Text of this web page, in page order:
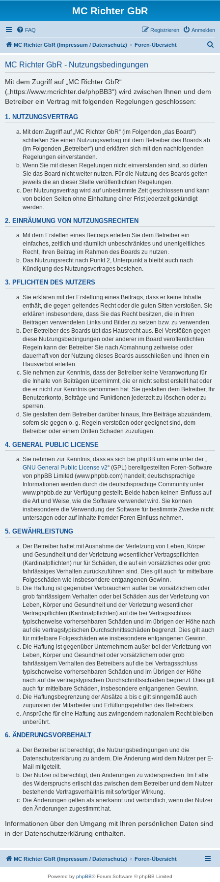
MC Richter GbR
FAQ Anmelden
Registrieren
MC Richter GbR (Impressum / Datenschutz) Foren-Übersicht
MC Richter GbR - Nutzungsbedingungen
Mit dem Zugriff auf „MC Richter GbR“
(„https://www.mcrichter.de/phpBB3“) wird zwischen Ihnen und dem
Betreiber ein Vertrag mit folgenden Regelungen geschlossen:
1. NUTZUNGSVERTRAG
Mit dem Zugriff auf „MC Richter GbR“ (im Folgenden „das Board“)
schließen Sie einen Nutzungsvertrag mit dem Betreiber des Boards ab
(im Folgenden „Betreiber“) und erklären sich mit den nachfolgenden
Regelungen einverstanden.
Wenn Sie mit diesen Regelungen nicht einverstanden sind, so dürfen
Sie das Board nicht weiter nutzen. Für die Nutzung des Boards gelten
jeweils die an dieser Stelle veröffentlichten Regelungen.
Der Nutzungsvertrag wird auf unbestimmte Zeit geschlossen und kann
von beiden Seiten ohne Einhaltung einer Frist jederzeit gekündigt
werden.
2. EINRÄUMUNG VON NUTZUNGSRECHTEN
Mit dem Erstellen eines Beitrags erteilen Sie dem Betreiber ein
einfaches, zeitlich und räumlich unbeschränktes und unentgeltliches
Recht, Ihren Beitrag im Rahmen des Boards zu nutzen.
Das Nutzungsrecht nach Punkt 2, Unterpunkt a bleibt auch nach
Kündigung des Nutzungsvertrages bestehen.
3. PFLICHTEN DES NUTZERS
Sie erklären mit der Erstellung eines Beitrags, dass er keine Inhalte
enthält, die gegen geltendes Recht oder die guten Sitten verstoßen. Sie
erklären insbesondere, dass Sie das Recht besitzen, die in Ihren
Beiträgen verwendeten Links und Bilder zu setzen bzw. zu verwenden.
Der Betreiber des Boards übt das Hausrecht aus. Bei Verstößen gegen
diese Nutzungsbedingungen oder anderer im Board veröffentlichten
Regeln kann der Betreiber Sie nach Abmahnung zeitweise oder
dauerhaft von der Nutzung dieses Boards ausschließen und Ihnen ein
Hausverbot erteilen.
Sie nehmen zur Kenntnis, dass der Betreiber keine Verantwortung für
die Inhalte von Beiträgen übernimmt, die er nicht selbst erstellt hat oder
die er nicht zur Kenntnis genommen hat. Sie gestatten dem Betreiber, Ihr
Benutzerkonto, Beiträge und Funktionen jederzeit zu löschen oder zu
sperren.
Sie gestatten dem Betreiber darüber hinaus, Ihre Beiträge abzuändern,
sofern sie gegen o. g. Regeln verstoßen oder geeignet sind, dem
Betreiber oder einem Dritten Schaden zuzufügen.
4. GENERAL PUBLIC LICENSE
Sie nehmen zur Kenntnis, dass es sich bei phpBB um eine unter der „
GNU General Public License v2“ (GPL) bereitgestellten Foren-Software
von phpBB Limited (www.phpbb.com) handelt; deutschsprachige
Informationen werden durch die deutschsprachige Community unter
www.phpbb.de zur Verfügung gestellt. Beide haben keinen Einfluss auf
die Art und Weise, wie die Software verwendet wird. Sie können
insbesondere die Verwendung der Software für bestimmte Zwecke nicht
untersagen oder auf Inhalte fremder Foren Einfluss nehmen.
5. GEWÄHRLEISTUNG
Der Betreiber haftet mit Ausnahme der Verletzung von Leben, Körper
und Gesundheit und der Verletzung wesentlicher Vertragspflichten
(Kardinalpflichten) nur für Schäden, die auf ein vorsätzliches oder grob
fahrlässiges Verhalten zurückzuführen sind. Dies gilt auch für mittelbare
Folgeschäden wie insbesondere entgangenen Gewinn.
Die Haftung ist gegenüber Verbrauchern außer bei vorsätzlichem oder
grob fahrlässigem Verhalten oder bei Schäden aus der Verletzung von
Leben, Körper und Gesundheit und der Verletzung wesentlicher
Vertragspflichten (Kardinalpflichten) auf die bei Vertragsschluss
typischerweise vorhersehbaren Schäden und im übrigen der Höhe nach
auf die vertragstypischen Durchschnittsschäden begrenzt. Dies gilt auch
für mittelbare Folgeschäden wie insbesondere entgangenen Gewinn.
Die Haftung ist gegenüber Unternehmern außer bei der Verletzung von
Leben, Körper und Gesundheit oder vorsätzlichem oder grob
fahrlässigem Verhalten des Betreibers auf die bei Vertragsschluss
typischerweise vorhersehbaren Schäden und im Übrigen der Höhe
nach auf die vertragstypischen Durchschnittsschäden begrenzt. Dies gilt
auch für mittelbare Schäden, insbesondere entgangenen Gewinn.
Die Haftungsbegrenzung der Absätze a bis c gilt sinngemäß auch
zugunsten der Mitarbeiter und Erfüllungsgehilfen des Betreibers.
Ansprüche für eine Haftung aus zwingendem nationalem Recht bleiben
unberührt.
6. ÄNDERUNGSVORBEHALT
Der Betreiber ist berechtigt, die Nutzungsbedingungen und die
Datenschutzerklärung zu ändern. Die Änderung wird dem Nutzer per E-
Mail mitgeteilt.
Der Nutzer ist berechtigt, den Änderungen zu widersprechen. Im Falle
des Widerspruchs erlischt das zwischen dem Betreiber und dem Nutzer
bestehende Vertragsverhältnis mit sofortiger Wirkung.
Die Änderungen gelten als anerkannt und verbindlich, wenn der Nutzer
den Änderungen zugestimmt hat.
Informationen über den Umgang mit Ihren persönlichen Daten sind
in der Datenschutzerklärung enthalten.
MC Richter GbR (Impressum / Datenschutz) Foren-Übersicht
Powered by phpBB® Forum Software © phpBB Limited